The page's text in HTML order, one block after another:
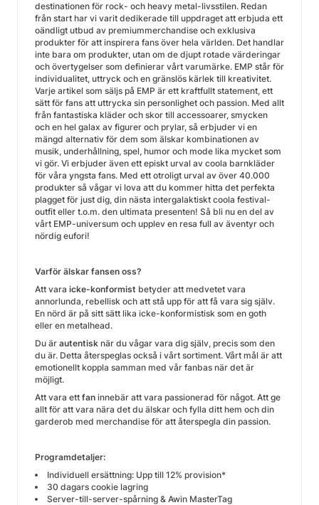
destinationen för rock- och heavy metal-livsstilen. Redan
från start har vi varit dedikerade till uppdraget att erbjuda ett
oändligt utbud av premiummerchandise och exklusiva
produkter för att inspirera fans över hela världen. Det handlar
inte bara om produkter, utan om de djupt rotade värderingar
och övertygelser som definierar vårt varumärke. EMP står för
individualitet, uttryck och en gränslös kärlek till kreativitet.
Varje artikel som säljs på EMP är ett kraftfullt statement, ett
sätt för fans att uttrycka sin personlighet och passion. Med allt
från fantastiska kläder och skor till accessoarer, smycken
och en hel galax av figurer och prylar, så erbjuder vi en
mängd alternativ för dem som älskar kombinationen av
musik, underhållning, spel, humor och mode lika mycket som
vi gör. Vi erbjuder även ett episkt urval av coola barnkläder
för våra yngsta fans. Med ett otroligt urval av över 40.000
produkter så vågar vi lova att du kommer hitta det perfekta
plagget för just dig, din nästa intergalaktiskt coola festival-
outfit eller t.o.m. den ultimata presenten! Så bli nu en del av
vårt EMP-universum och upplev en resa full av äventyr och
nördig eufori!
Varför älskar fansen oss?
Att vara icke-konformist betyder att medvetet vara
annorlunda, rebellisk och att stå upp för att få vara sig själv.
En nörd är på sitt sätt lika icke-konformistisk som en goth
eller en metalhead.
Du är autentisk när du vågar vara dig själv, precis som den
du är. Detta återspeglas också i vårt sortiment. Vårt mål är att
emotionellt koppla samman med vår fanbas när det är
möjligt.
Att vara ett fan innebär att vara passionerad för något. Att ge
allt för att vara nära det du älskar och fylla ditt hem och din
garderob med merchandise för att återspegla din passion.
Programdetaljer:
Individuell ersättning: Upp till 12% provision*
30 dagars cookie lagring
Server-till-server-spårning & Awin MasterTag